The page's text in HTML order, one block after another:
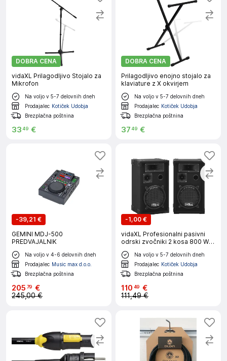
DOBRA CENA
vidaXL Prilagodljivo Stojalo za
Mikrofon
Na voljo v 5-7 delovnih dneh
Prodajalec Kotiček Udobja
Brezplačna poštnina
3349 €
DOBRA CENA
Prilagodljivo enojno stojalo za
klaviature z X okvirjem
Na voljo v 5-7 delovnih dneh
Prodajalec Kotiček Udobja
Brezplačna poštnina
3749 €
-39,21 €
GEMINI MDJ-500
PREDVAJALNIK
Na voljo v 4-6 delovnih dneh
Prodajalec Music max d.o.o.
Brezplačna poštnina
205 79 €
245,00 €
-1,00 €
vidaXL Profesionalni pasivni
odrski zvočniki 2 kosa 800 W
črne barve
Na voljo v 5-7 delovnih dneh
Prodajalec Kotiček Udobja
Brezplačna poštnina
110 49 €
111,49 €